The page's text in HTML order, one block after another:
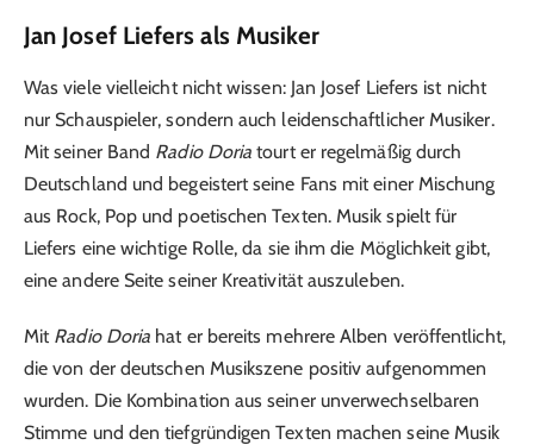
Jan Josef Liefers als Musiker
Was viele vielleicht nicht wissen: Jan Josef Liefers ist nicht
nur Schauspieler, sondern auch leidenschaftlicher Musiker.
Mit seiner Band Radio Doria tourt er regelmäßig durch
Deutschland und begeistert seine Fans mit einer Mischung
aus Rock, Pop und poetischen Texten. Musik spielt für
Liefers eine wichtige Rolle, da sie ihm die Möglichkeit gibt,
eine andere Seite seiner Kreativität auszuleben.
Mit Radio Doria hat er bereits mehrere Alben veröffentlicht,
die von der deutschen Musikszene positiv aufgenommen
wurden. Die Kombination aus seiner unverwechselbaren
Stimme und den tiefgründigen Texten machen seine Musik